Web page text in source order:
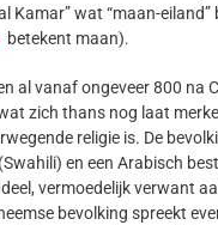
Kamar” wat “maan-eiland”
betekent maan).
al vanaf ongeveer 800 na
zich thans nog laat
religie is. De
en een Arabisch
vermoedelijk verwant
bevolking spreekt